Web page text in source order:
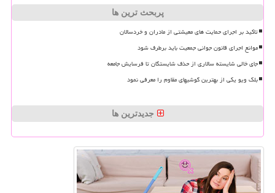
پربحث ترین ها
تاکید بر اجرای حمایت های معیشتی از مادران و خردسالان
موانع اجرای قانون جوانی جمعیت باید برطرف شود
جای خالی شایسته سالاری از حذف شایستگان تا فرسایش جامعه
بلک ویو یکی از بهترین گوشیهای مقاوم را معرفی نمود
جدیدترین ها